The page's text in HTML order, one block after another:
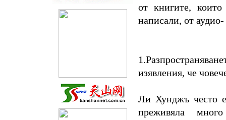
от книгите,
написали, от
изявления, че
Ли Хунджъ често е
преживяла